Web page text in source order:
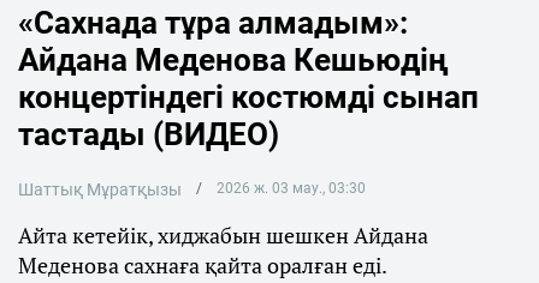
«Сахнада тұра алмадым»:
Айдана Меденова Кешьюдің
концертіндегі костюмді сынап
тастады (ВИДЕО)
Шаттық Мұратқызы 2026 ж. 03 мау., 03:30
Айта кетейік, хиджабын шешкен Айдана
Меденова сахнаға қайта оралған еді.